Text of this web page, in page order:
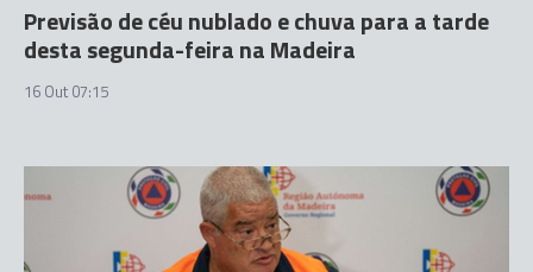
Previsão de céu nublado e chuva para a tarde
desta segunda-feira na Madeira
16 Out 07:15